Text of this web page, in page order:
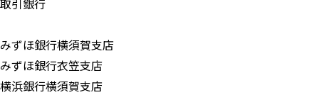
取引銀行
みずほ銀行横須賀支店
みずほ銀行衣笠支店
横浜銀行横須賀支店